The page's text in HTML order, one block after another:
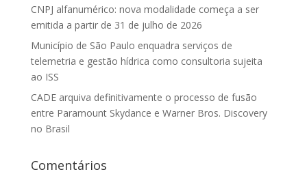
CNPJ alfanumérico: nova modalidade começa a ser
emitida a partir de 31 de julho de 2026
Município de São Paulo enquadra serviços de
telemetria e gestão hídrica como consultoria sujeita
ao ISS
CADE arquiva definitivamente o processo de fusão
entre Paramount Skydance e Warner Bros. Discovery
no Brasil
Comentários